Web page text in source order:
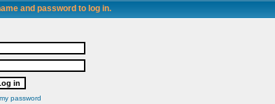
and password to log in.
password